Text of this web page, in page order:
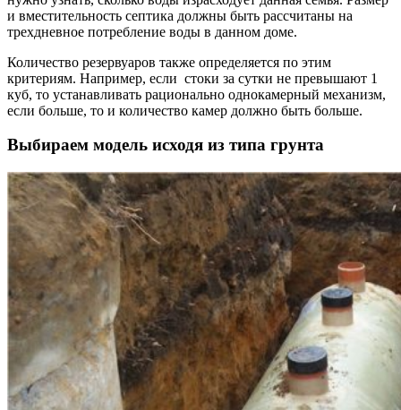
и вместительность септика должны быть рассчитаны на
трехдневное потребление воды в данном доме.
Количество резервуаров также определяется по этим
критериям. Например, если стоки за сутки не превышают 1
куб, то устанавливать рационально однокамерный механизм,
если больше, то и количество камер должно быть больше.
Выбираем модель исходя из типа грунта